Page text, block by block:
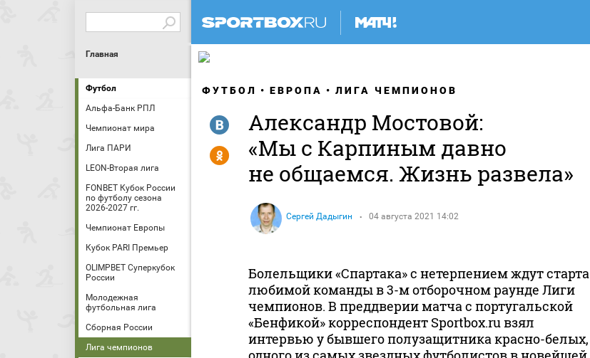
Главная
Футбол
Альфа-Банк РПЛ
Чемпионат мира
Лига ПАРИ
LEON-Вторая лига
FONBET Кубок России
по футболу сезона
2026-2027 гг.
Чемпионат Европы
Кубок PARI Премьер
OLIMPBET Суперкубок
России
Молодежная
футбольная лига
Сборная России
Лига чемпионов
ФУТБОЛ ЕВРОПА ЛИГА ЧЕМПИОНОВ
Александр Мостовой:
«Мы с Карпиным давно
не общаемся. Жизнь развела»
Сергей Дадыгин 04 августа 2021 14:02
R
Y
Болельщики «Спартака» с нетерпением ждут старта
любимой команды в 3-м отборочном раунде Лиги
чемпионов. В преддверии матча с португальской
«Бенфикой» корреспондент Sportbox.ru взял
интервью у бывшего полузащитника красно-белых,